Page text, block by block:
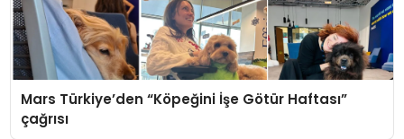
Mars Türkiye’den “Köpeğini İşe Götür Haftası”
çağrısı